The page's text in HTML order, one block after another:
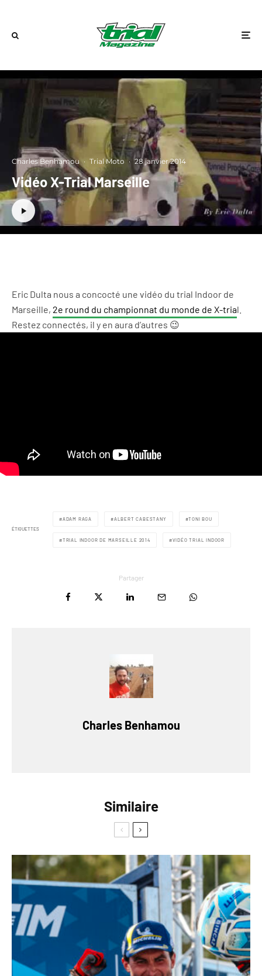
Charles Benhamou · Trial Moto · 28 janvier 2014
Vidéo X-Trial Marseille
Eric Dulta nous a concocté une vidéo du trial Indoor de
Marseille, 2e round du championnat du monde de X-trial.
Restez connectés, il y en aura d’autres 😉
ÉTIQUETTES
ADAM RAGA ALBERT CABESTANY TONI BOU
TRIAL INDOOR DE MARSEILLE 2014 VIDÉO TRIAL INDOOR
Partager
Charles Benhamou
Similaire